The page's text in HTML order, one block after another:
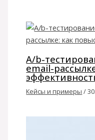
A/b-
email-
Кейсы и примеры /